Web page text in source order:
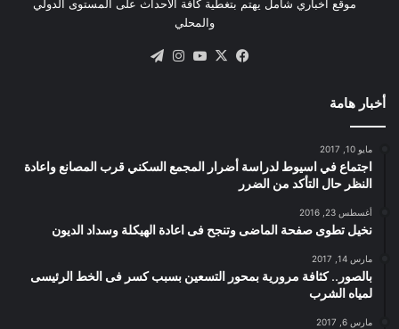
موقع اخباري شامل يهتم بتغطية كافة الاحداث على المستوى الدولي
والمحلي
فيسبوك
X يوتيوبانستقرام
أخبار هامة
مايو 10, 2017
اجتماع في اسيوط لدراسة أضرار المجمع السكني قرب المصانع واعادة
النظر حال التأكد من الضرر
أغسطس 23, 2016
نخيل تطوى صفحة الماضى وتنجح فى اعادة الهيكلة وسداد الديون
مارس 14, 2017
بالصور.. كثافة مرورية بمحور التسعين بسبب كسر فى الخط الرئيسى
لمياه الشرب
مارس 6, 2017